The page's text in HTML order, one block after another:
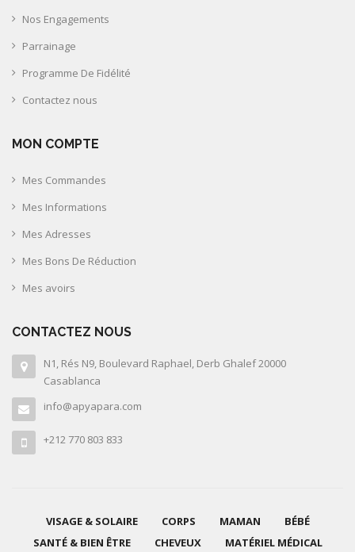
Nos Engagements
Parrainage
Programme De Fidélité
Contactez nous
MON COMPTE
Mes Commandes
Mes Informations
Mes Adresses
Mes Bons De Réduction
Mes avoirs
CONTACTEZ NOUS
N1, Rés N9, Boulevard Raphael, Derb Ghalef 20000
Casablanca
info@apyapara.com
+212 770 803 833
VISAGE & SOLAIRE CORPS MAMAN
BÉBÉ
SANTÉ & BIEN ÊTRE
CHEVEUX MATÉRIEL MÉDICAL